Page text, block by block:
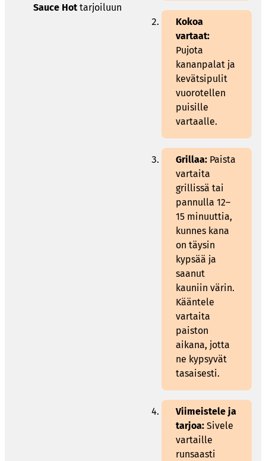
Sauce Hottarjoiluun
Kokoa
vartaat:
Pujota
kananpalat ja
kevätsipulit
vuorotellen
puisille
vartaalle.
Grillaa: Paista
vartaita
grillissä tai
pannulla 12–
15 minuuttia,
kunnes kana
on täysin
kypsää ja
saanut
kauniin värin.
Kääntele
vartaita
paiston
aikana, jotta
ne kypsyvät
tasaisesti.
Viimeistele ja
tarjoa: Sivele
vartaille
runsaasti